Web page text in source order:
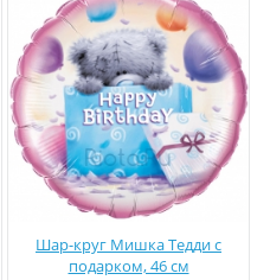
Шар-круг Мишка Тедди с
подарком, 46 см